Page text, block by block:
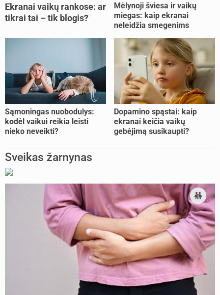
Ekranai vaikų rankose: ar
tikrai tai – tik blogis?
Mėlynoji šviesa ir vaikų
miegas: kaip ekranai
neleidžia smegenims
Sąmoningas nuobodulys:
kodėl vaikui reikia leisti
nieko neveikti?
Dopamino spąstai: kaip
ekranai keičia vaikų
gebėjimą susikaupti?
Sveikas žarnynas